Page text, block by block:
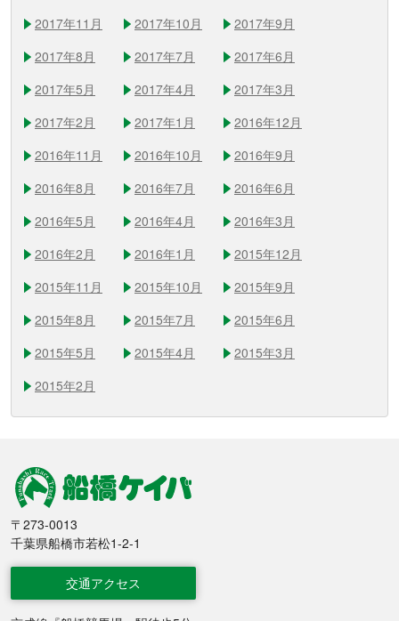
2017年11月
2017年10月
2017年9月
2017年8月
2017年7月
2017年6月
2017年5月
2017年4月
2017年3月
2017年2月
2017年1月
2016年12月
2016年11月
2016年10月
2016年9月
2016年8月
2016年7月
2016年6月
2016年5月
2016年4月
2016年3月
2016年2月
2016年1月
2015年12月
2015年11月
2015年10月
2015年9月
2015年8月
2015年7月
2015年6月
2015年5月
2015年4月
2015年3月
2015年2月
船橋競馬
〒273-0013
千葉県船橋市若松1-2-1
交通アクセス